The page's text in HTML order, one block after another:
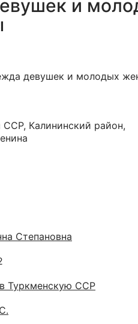
и
девушек и молодых
ССР, Калининский район,
Степановна
Туркменскую ССР